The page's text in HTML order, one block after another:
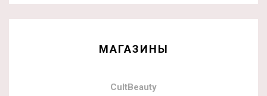
МАГАЗИНЫ
CultBeauty